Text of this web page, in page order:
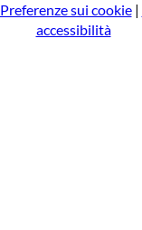
Preferenze sui cookie|
accessibilità